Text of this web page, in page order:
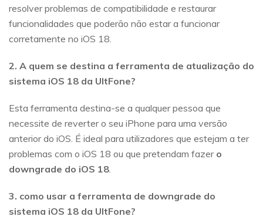
resolver problemas de compatibilidade e restaurar
funcionalidades que poderão não estar a funcionar
corretamente no iOS 18.
2. A quem se destina a ferramenta de atualização do
sistema iOS 18 da UltFone?
Esta ferramenta destina-se a qualquer pessoa que
necessite de reverter o seu iPhone para uma versão
anterior do iOS. É ideal para utilizadores que estejam a ter
problemas com o iOS 18 ou que pretendam fazer o
downgrade do iOS 18.
3. como usar a ferramenta de downgrade do
sistema iOS 18 da UltFone?